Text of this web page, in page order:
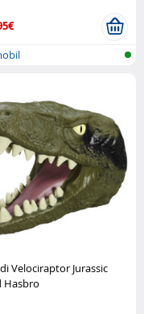
Velociraptor Jurassic
Hasbro